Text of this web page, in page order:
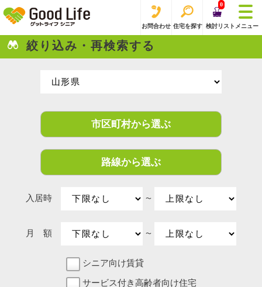
お問合わせ 住宅を探す
0
検討リスト メニュー
絞り込み・再検索する
市区町村から選ぶ
路線から選ぶ
入居時 〜
月 額 〜
シニア向け賃貸
サービス付き高齢者向け住宅